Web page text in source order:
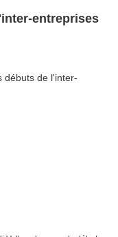
entreprises